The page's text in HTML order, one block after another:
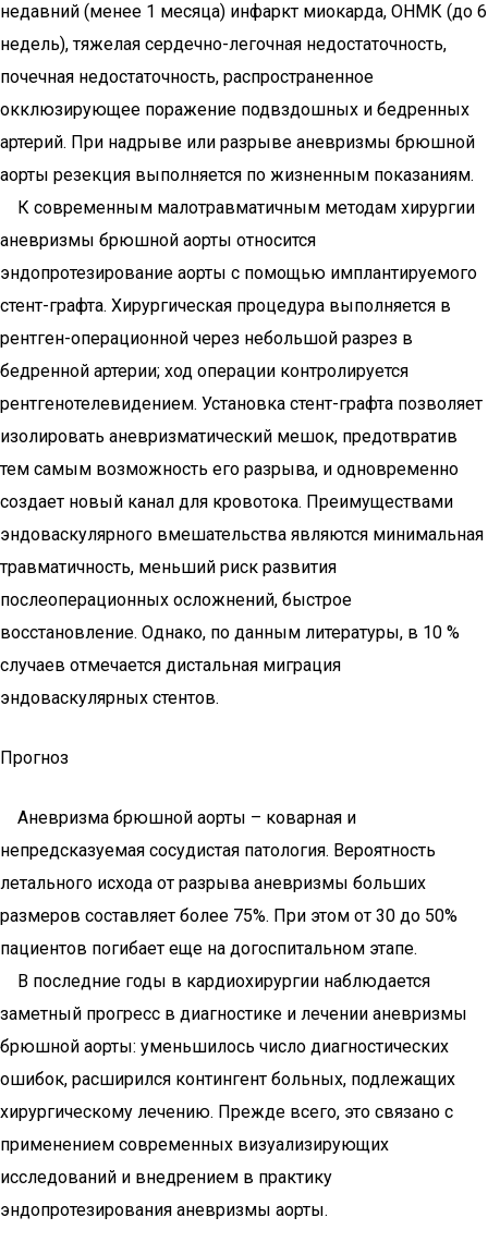
недавний (менее 1 месяца) инфаркт миокарда, ОНМК (до 6
недель), тяжелая сердечно-легочная недостаточность,
почечная недостаточность, распространенное
окклюзирующее поражение подвздошных и бедренных
артерий. При надрыве или разрыве аневризмы брюшной
аорты резекция выполняется по жизненным показаниям.
К современным малотравматичным методам хирургии
аневризмы брюшной аорты относится
эндопротезирование аорты с помощью имплантируемого
стент-графта. Хирургическая процедура выполняется в
рентген-операционной через небольшой разрез в
бедренной артерии; ход операции контролируется
рентгенотелевидением. Установка стент-графта позволяет
изолировать аневризматический мешок, предотвратив
тем самым возможность его разрыва, и одновременно
создает новый канал для кровотока. Преимуществами
эндоваскулярного вмешательства являются минимальная
травматичность, меньший риск развития
послеоперационных осложнений, быстрое
восстановление. Однако, по данным литературы, в 10 %
случаев отмечается дистальная миграция
эндоваскулярных стентов.
Прогноз
Аневризма брюшной аорты – коварная и
непредсказуемая сосудистая патология. Вероятность
летального исхода от разрыва аневризмы больших
размеров составляет более 75%. При этом от 30 до 50%
пациентов погибает еще на догоспитальном этапе.
В последние годы в кардиохирургии наблюдается
заметный прогресс в диагностике и лечении аневризмы
брюшной аорты: уменьшилось число диагностических
ошибок, расширился контингент больных, подлежащих
хирургическому лечению. Прежде всего, это связано с
применением современных визуализирующих
исследований и внедрением в практику
эндопротезирования аневризмы аорты.